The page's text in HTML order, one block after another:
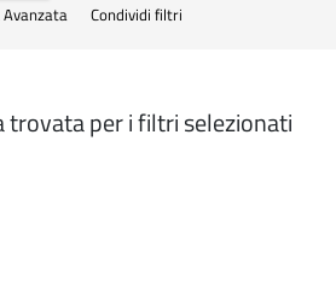
Avanzata Condividi filtri
trovata per i filtri selezionati